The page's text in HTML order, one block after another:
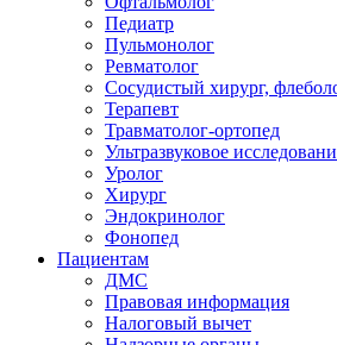
Педиатр
Пульмонолог
Ревматолог
Сосудистый хирург,
Терапевт
Травматолог-ортопед
Ультразвуковое
Уролог
Хирург
Эндокринолог
Фонопед
Пациентам
ДМС
Правовая информация
Налоговый вычет